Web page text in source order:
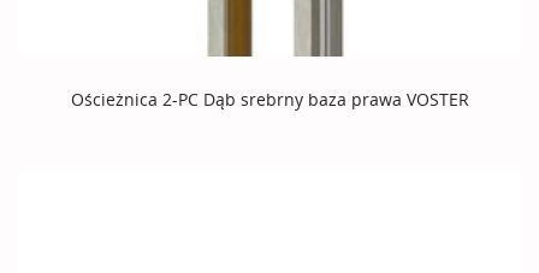
Ościeżnica 2-PC Dąb srebrny baza prawa VOSTER